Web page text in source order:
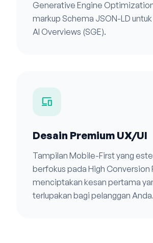
Generative Engine
markup Schema JSON-LD
AI Overviews (SGE).
devices
Desain Premium UX/UI
Tampilan Mobile-First yang
berfokus pada High Conversion
menciptakan kesan pertama
terlupakan bagi pelanggan Anda.